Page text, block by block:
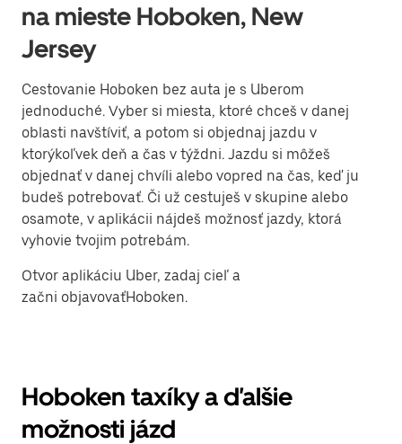
na mieste Hoboken, New
Jersey
Cestovanie Hoboken bez auta je s Uberom
jednoduché. Vyber si miesta, ktoré chceš v danej
oblasti navštíviť, a potom si objednaj jazdu v
ktorýkoľvek deň a čas v týždni. Jazdu si môžeš
objednať v danej chvíli alebo vopred na čas, keď ju
budeš potrebovať. Či už cestuješ v skupine alebo
osamote, v aplikácii nájdeš možnosť jazdy, ktorá
vyhovie tvojim potrebám.
Otvor aplikáciu Uber, zadaj cieľ a
začni objavovaťHoboken.
Hoboken taxíky a ďalšie
možnosti jázd